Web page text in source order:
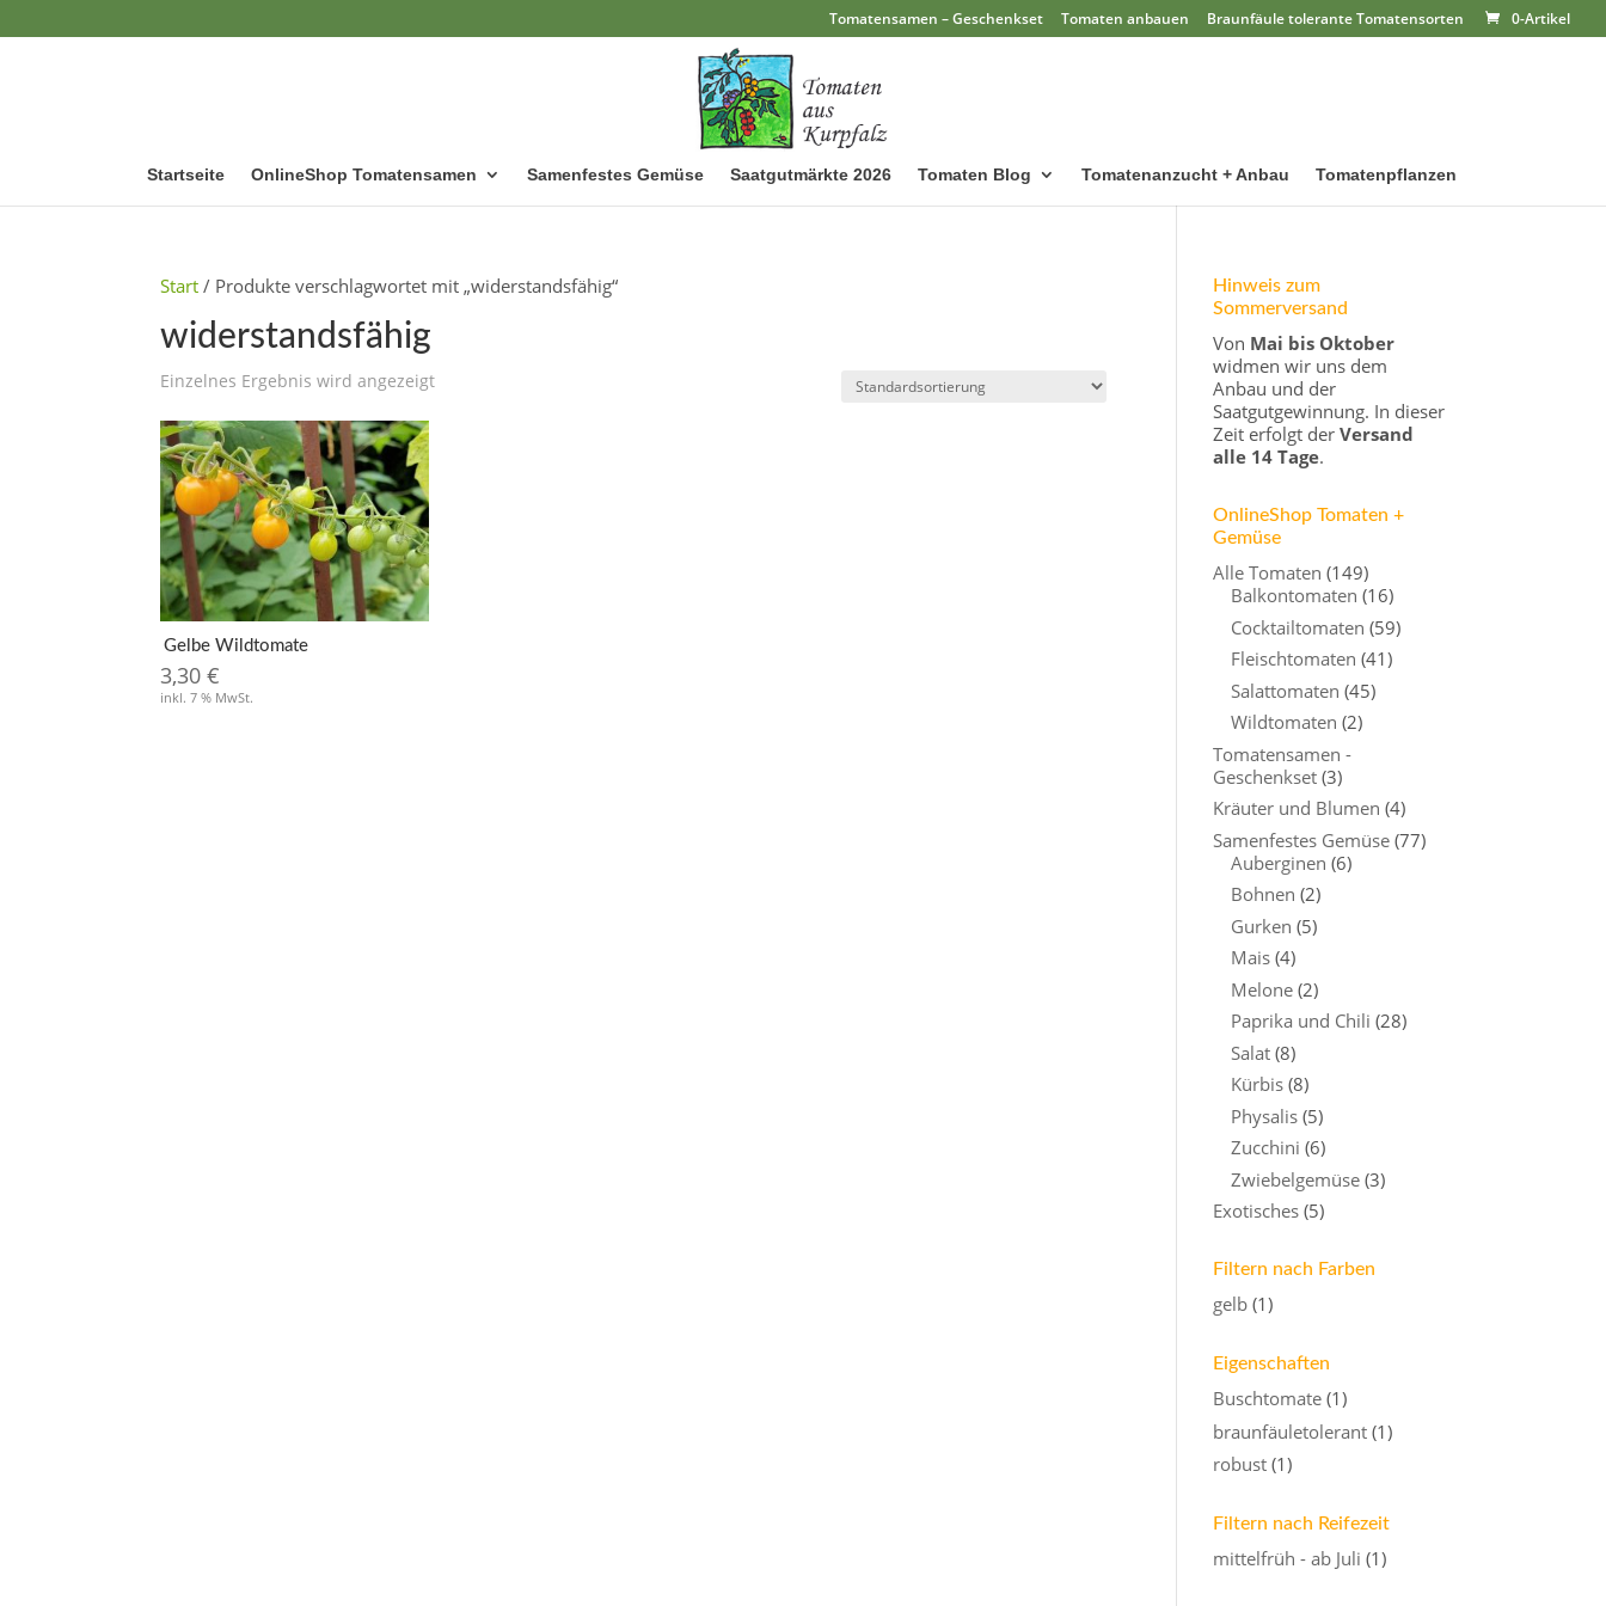
Tomatensamen – Geschenkset Tomaten anbauen Braunfäule tolerante Tomatensorten 0-Artikel
Startseite OnlineShop Tomatensamen Samenfestes Gemüse Saatgutmärkte 2026 Tomaten Blog Tomatenanzucht + Anbau Tomatenpflanzen
Start / Produkte verschlagwortet mit „widerstandsfähig“
widerstandsfähig
Einzelnes Ergebnis wird angezeigt
Gelbe Wildtomate
3,30€
inkl. 7 % MwSt.
Hinweis zum
Sommerversand
Von Mai bis Oktober
widmen wir uns dem
Anbau und der
Saatgutgewinnung. In dieser
Zeit erfolgt derVersand
alle 14 Tage.
OnlineShop Tomaten +
Gemüse
Alle Tomaten (149)
Balkontomaten (16)
Cocktailtomaten (59)
Fleischtomaten (41)
Salattomaten (45)
Wildtomaten (2)
Tomatensamen -
Geschenkset (3)
Kräuter und Blumen (4)
Samenfestes Gemüse (77)
Auberginen (6)
Bohnen (2)
Gurken (5)
Mais (4)
Melone (2)
Paprika und Chili (28)
Salat (8)
Kürbis (8)
Physalis (5)
Zucchini (6)
Zwiebelgemüse (3)
Exotisches (5)
Filtern nach Farben
gelb (1)
Eigenschaften
Buschtomate (1)
braunfäuletolerant (1)
robust (1)
Filtern nach Reifezeit
mittelfrüh - ab Juli (1)